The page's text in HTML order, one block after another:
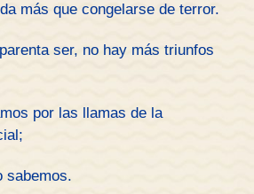
más que congelarse de terror.
ser, no hay más triunfos
por las llamas de la
sabemos.